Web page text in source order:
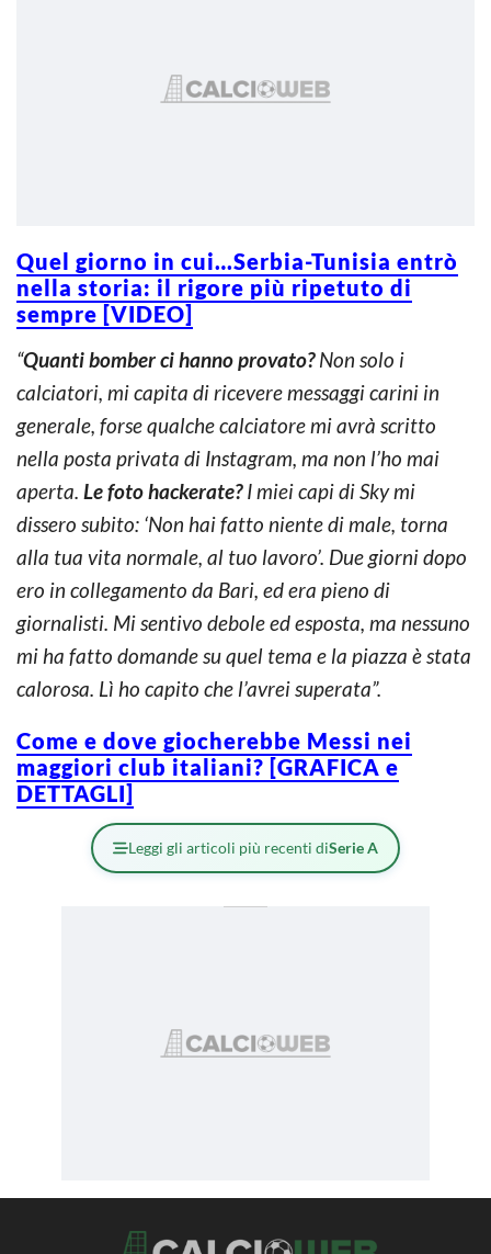
Quel giorno in cui…Serbia-Tunisia entrò
nella storia: il rigore più ripetuto di
sempre [VIDEO]
“Quanti bomber ci hanno provato?Non solo i
calciatori, mi capita di ricevere messaggi carini in
generale, forse qualche calciatore mi avrà scritto
nella posta privata di Instagram, ma non l’ho mai
aperta. Le foto hackerate?I miei capi di Sky mi
dissero subito: ‘Non hai fatto niente di male, torna
alla tua vita normale, al tuo lavoro’. Due giorni dopo
ero in collegamento da Bari, ed era pieno di
giornalisti. Mi sentivo debole ed esposta, ma nessuno
mi ha fatto domande su quel tema e la piazza è stata
calorosa. Lì ho capito che l’avrei superata”.
Come e dove giocherebbe Messi nei
maggiori club italiani? [GRAFICA e
DETTAGLI]
Leggi gli articoli più recenti diSerie A